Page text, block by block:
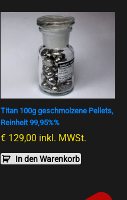
Titan 100g geschmolzene Pellets,
Reinheit 99,95%%
€ 129,00 inkl. MWSt.
In den Warenkorb